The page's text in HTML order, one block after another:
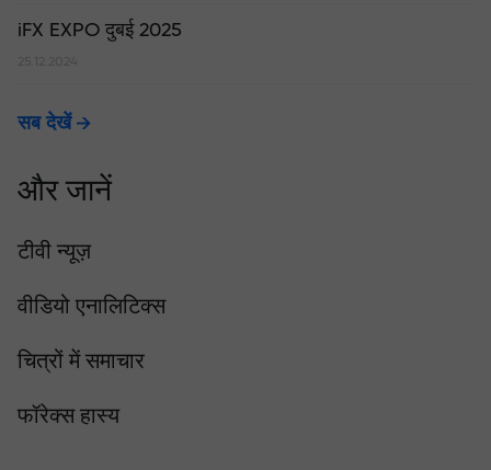
iFX EXPO दुबई 2025
25.12.2024
सब देखें
और जानें
टीवी न्यूज़
वीडियो एनालिटिक्स
चित्रों में समाचार
फॉरेक्स हास्य